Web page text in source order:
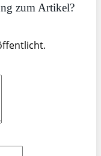
zum Artikel?